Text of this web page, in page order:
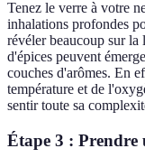
Tenez le verre à votre
inhalations profondes
révéler beaucoup sur la
d'épices peuvent
couches d'arômes. En
température et de
sentir toute sa
Étape 3 : Prendre